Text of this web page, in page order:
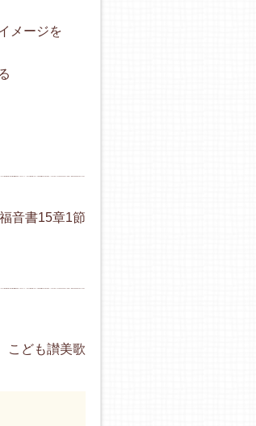
メージを
音書15章1節
こども讃美歌